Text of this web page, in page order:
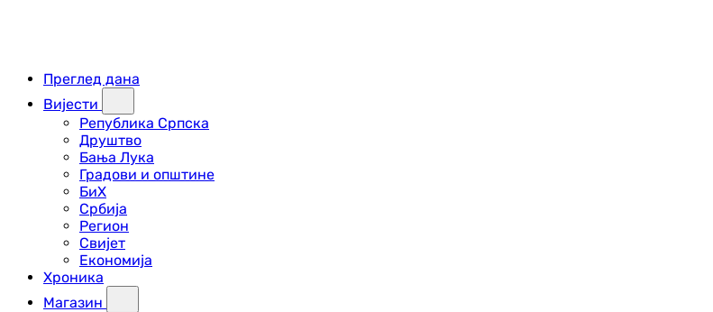
Преглед дана
Вијести
Република Српска
Друштво
Бања Лука
Градови и општине
БиХ
Србија
Регион
Свијет
Економија
Хроника
Магазин